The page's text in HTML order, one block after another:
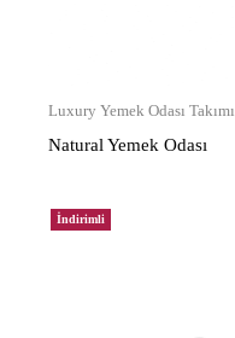
Luxury Yemek Odası Takımı
Natural Yemek Odası
İndirimli